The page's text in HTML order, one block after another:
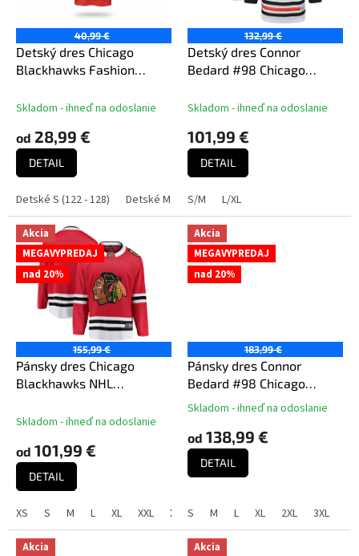
40,99 €
Detský dres Chicago
Blackhawks Fashion
Skladom - ihneď na odoslanie
od 28,99 €
DETAIL
Detské S (122 - 128) Detské M (136 - 152) Detské L (158 - 164)
132,99 €
Detský dres Connor
Bedard #98 Chicago
Breakaway Away
Skladom - ihneď na odoslanie
101,99 €
DETAIL
S/M L/XL
Akcia
MEGAVYPREDAJ
nad 20%
155,99 €
Pánsky dres Chicago
Blackhawks NHL
Skladom - ihneď na odoslanie
od 101,99 €
DETAIL
XS S M L XL XXL XXXL
Akcia
MEGAVYPREDAJ
nad 20%
183,99 €
Pánsky dres Connor
Bedard #98 Chicago
Blackhawks NHL
Breakaway Jersey
Priemerné
produktu
je
5,0
hviezdičiek.
Skladom - ihneď na odoslanie
od 138,99 €
DETAIL
S M L XL 2XL 3XL
Akcia
Akcia